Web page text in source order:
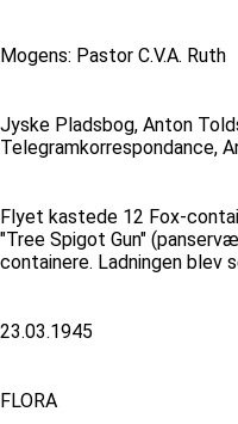
Mogens: Pastor C.V.A. Ruth
Jyske Pladsbog, Anton
Telegramkorrespondance,
Flyet kastede 12 Fox-
"Tree Spigot Gun"
containere. Ladningen blev
23.03.1945
FLORA